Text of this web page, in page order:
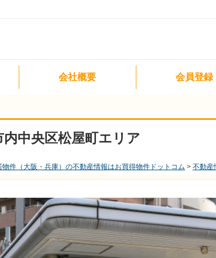
会社概要 会員登録
中央区松屋町エリア
物件（大阪・兵庫）の不動産情報はお買得物件ドットコム 不動産